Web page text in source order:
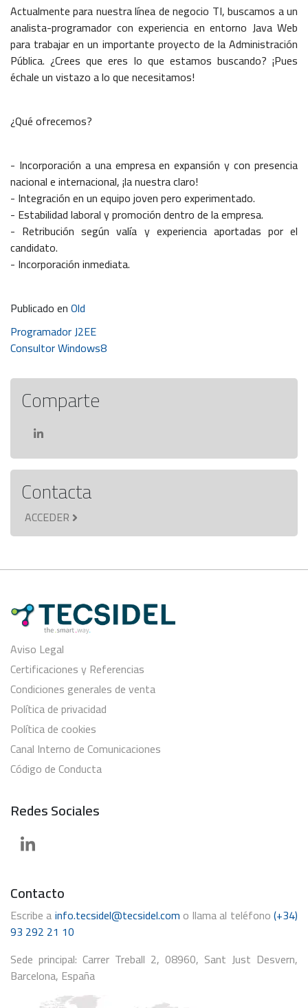
Actualmente para nuestra línea de negocio TI, buscamos a un
analista-programador con experiencia en entorno Java Web
para trabajar en un importante proyecto de la Administración
Pública. ¿Crees que eres lo que estamos buscando? ¡Pues
échale un vistazo a lo que necesitamos!
¿Qué ofrecemos?
- Incorporación a una empresa en expansión y con presencia
nacional e internacional, ¡la nuestra claro!
- Integración en un equipo joven pero experimentado.
- Estabilidad laboral y promoción dentro de la empresa.
- Retribución según valía y experiencia aportadas por el
candidato.
- Incorporación inmediata.
Publicado enOld
Navegación
de
entradas
Programador J2EE
Consultor Windows8
Comparte
Contacta
ACCEDER
Aviso Legal
Certificaciones y Referencias
Condiciones generales de venta
Política de privacidad
Política de cookies
Canal Interno de Comunicaciones
Código de Conducta
Redes Sociales
Contacto
Escribe ainfo.tecsidel@tecsidel.com o llama al teléfono(+34)
93 292 21 10
Sede principal: Carrer Treball 2, 08960, Sant Just Desvern,
Barcelona, España